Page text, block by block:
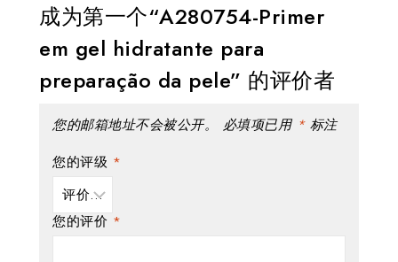
成为第一个“A280754-Primer
em gel hidratante para
preparação da pele” 的评价者
您的邮箱地址不会被公开。 必填项已用 *标注
您的评级 *
您的评价 *